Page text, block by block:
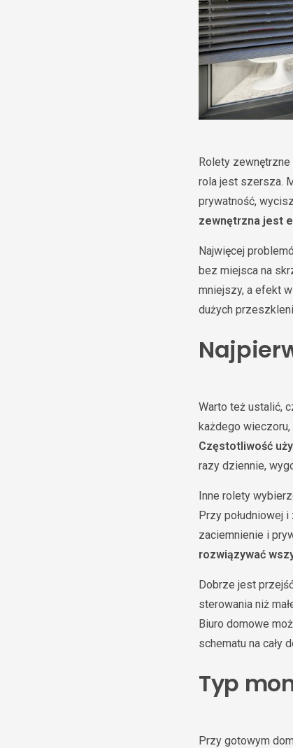
Rolety
rola jest szersza.
prywatność,
zewnętrzna jest
Najwięcej
bez miejsca na
mniejszy, a efekt
dużych
Warto też ustalić,
każdego
Częstotliwość
razy dziennie,
Inne rolety
Przy południowej
zaciemnienie i
rozwiązywać
Dobrze jest
sterowania niż
Biuro domowe
schematu na cały
Typ
Przy gotowym